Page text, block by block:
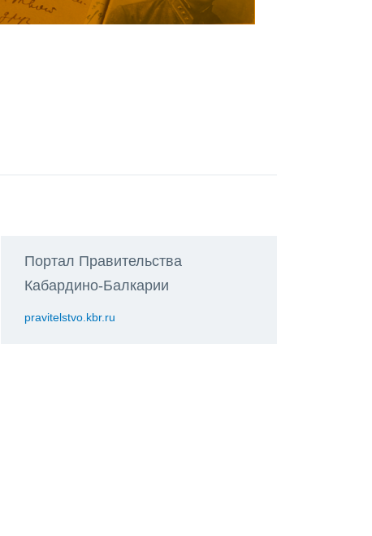
Портал Правительства
Кабардино-Балкарии
pravitelstvo.kbr.ru